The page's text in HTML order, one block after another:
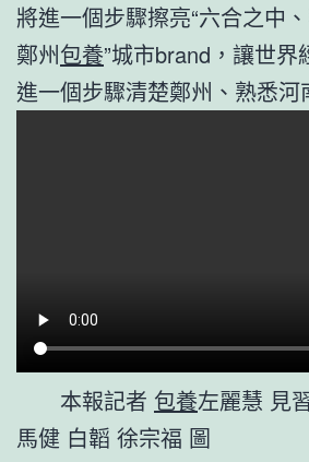
將進一個步驟擦亮“六合之中
鄭州包養”城市brand，讓世
進一個步驟清楚鄭州、熟悉河
本報記者 包養左麗慧 見
馬健 白韜 徐宗福 圖